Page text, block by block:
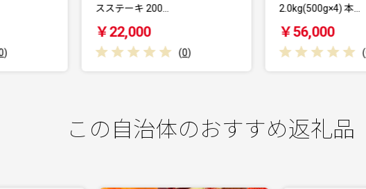
スステーキ 200…
￥22,000
(0
2.0kg(500g×4) 本…
￥56,000
(0
この自治体のおすすめ返礼品